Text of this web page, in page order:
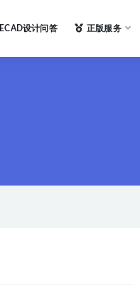
ECAD设计问答 正版服务